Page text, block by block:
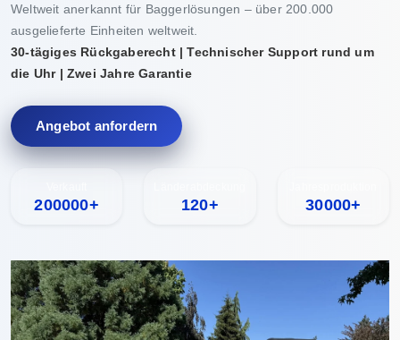
Weltweit anerkannt für Baggerlösungen – über 200.000
ausgelieferte Einheiten weltweit.
30-tägiges Rückgaberecht | Technischer Support rund um
die Uhr | Zwei Jahre Garantie
Angebot anfordern
200000+ 120+ 30000+